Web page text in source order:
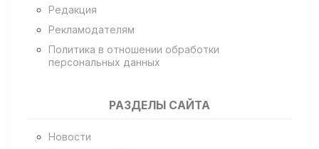
Редакция
Рекламодателям
Политика в отношении обработки
персональных данных
РАЗДЕЛЫ САЙТА
Новости